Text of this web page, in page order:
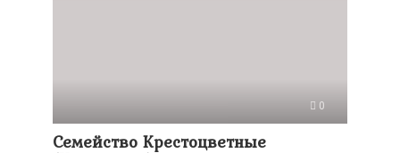
0
Семейство Крестоцветные